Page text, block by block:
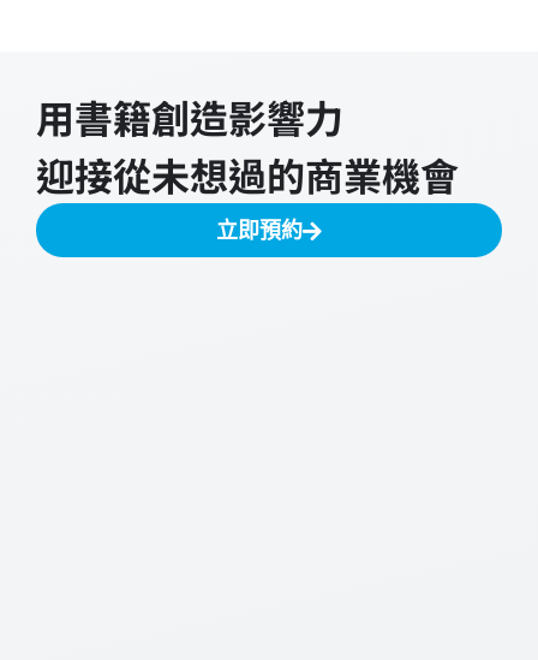
用書籍創造影響力
迎接從未想過的商業機會
立即預約